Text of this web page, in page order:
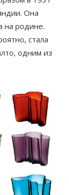
Она
на родине.
стала
одним из